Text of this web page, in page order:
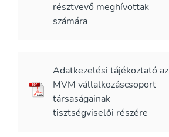
résztvevő meghívottak
számára
Adatkezelési tájékoztató az
MVM vállalkozáscsoport
társaságainak
tisztségviselői részére